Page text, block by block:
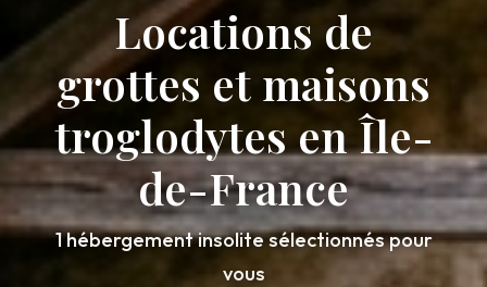
Locations de
grottes et maisons
troglodytes en Île-
de-France
1 hébergement insolite sélectionnés pour
vous